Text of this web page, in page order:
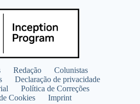
Redação
Colunistas
Declaração de privacidade
Política de Correções
Cookies
Imprint